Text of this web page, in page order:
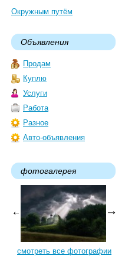
Окружным путём
Объявления
Продам
Куплю
Услуги
Работа
Разное
Авто-объявления
фотогалерея
смотреть все фотографии